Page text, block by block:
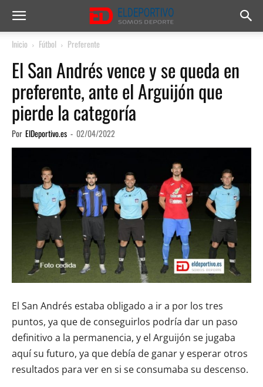
Inicio Fútbol Preferente
El San Andrés vence y se queda en
preferente, ante el Arguijón que
pierde la categoría
Por ElDeportivo.es - 02/04/2022
El San Andrés estaba obligado a ir a por los tres
puntos, ya que de conseguirlos podría dar un paso
definitivo a la permanencia, y el Arguijón se jugaba
aquí su futuro, ya que debía de ganar y esperar otros
resultados para ver en si se consumaba su descenso.